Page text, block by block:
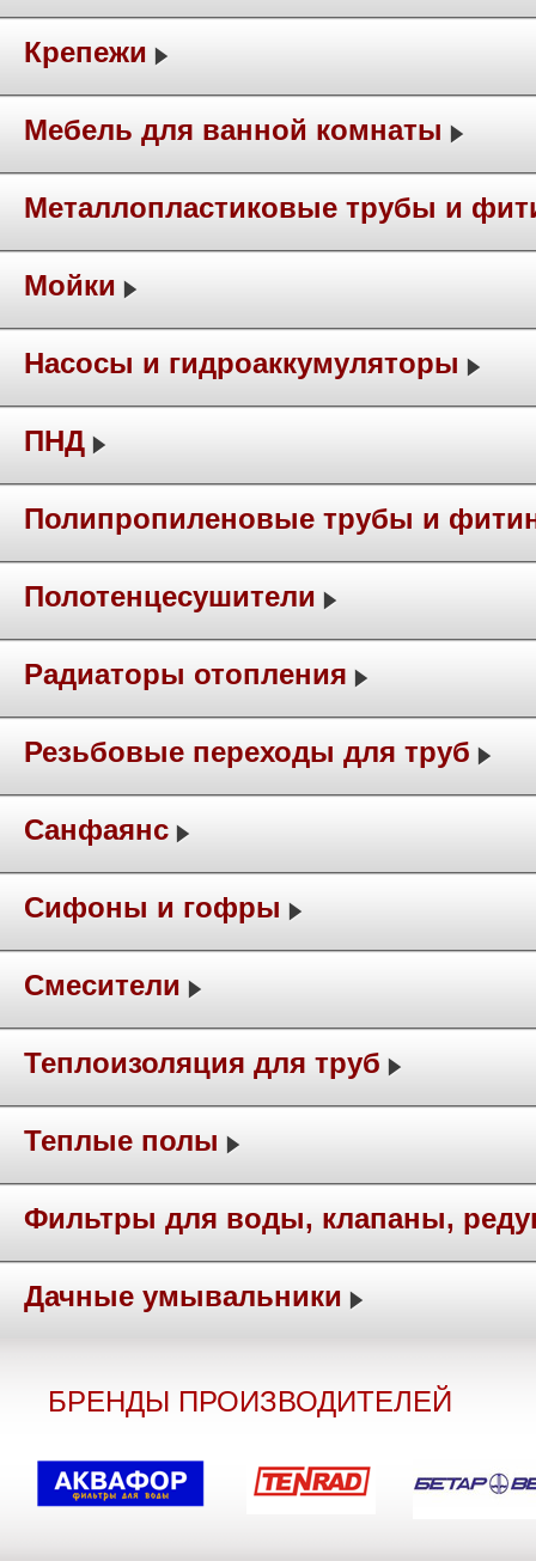
Крепежи
Мебель для ванной комнаты
Металлопластиковые трубы и
Мойки
Насосы и гидроаккумуляторы
ПНД
Полипропиленовые трубы и
Полотенцесушители
Радиаторы отопления
Резьбовые переходы для труб
Санфаянс
Сифоны и гофры
Смесители
Теплоизоляция для труб
Теплые полы
Фильтры для воды, клапаны,
Дачные умывальники
БРЕНДЫ ПРОИЗВОДИТЕЛЕЙ